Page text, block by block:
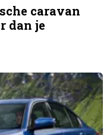
caravan
dan je